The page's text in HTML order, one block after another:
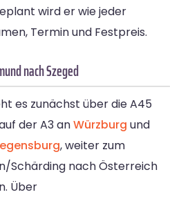
wird er wie jeder
Termin und Festpreis.
nach Szeged
es zunächst über die A45
der A3 anWürzburg und
, weiter zum
Schärding nach Österreich
Über